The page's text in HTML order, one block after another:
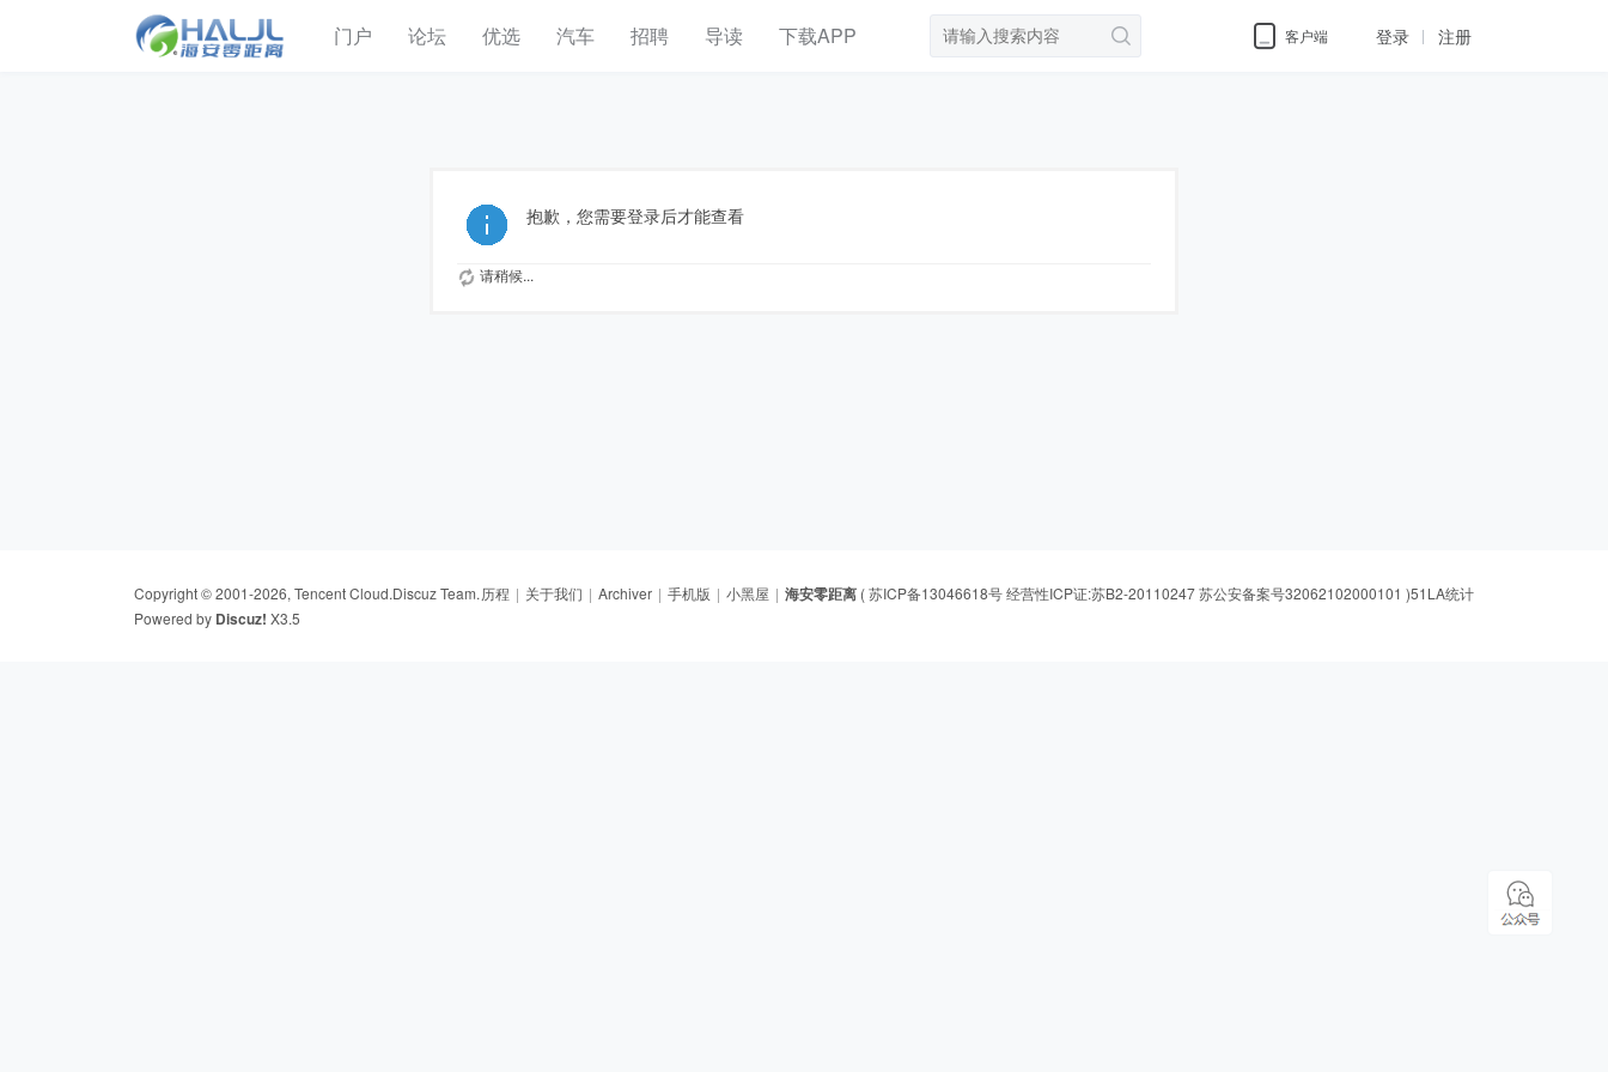
门户 论坛 优选 汽车 招聘 导读 下载APP 客户端 登录 注册
抱歉，您需要登录后才能查看
请稍候...
历程 | 关于我们 | Archiver | 手机版 | 小黑屋 | 海安零距离 (苏ICP备13046618号 经营性ICP证:苏B2-20110247 苏公安备案号32062102000101 )51LA统计
Copyright © 2001-2026, Tencent Cloud.Discuz Team.
Powered by Discuz! X3.5